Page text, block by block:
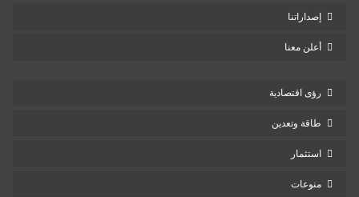
إصداراتنا
أعلن معنا
رؤى اقتصادية
طاقة وتعدين
استثمار
منوعات